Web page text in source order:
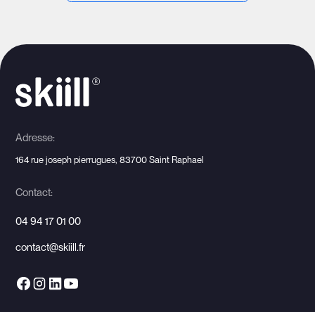
Adresse:
164 rue joseph pierrugues, 83700 Saint Raphael
Contact:
04 94 17 01 00
contact@skiill.fr